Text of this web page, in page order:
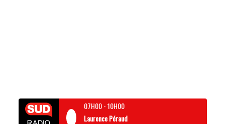
07H00-10H00
Laurence Péraud